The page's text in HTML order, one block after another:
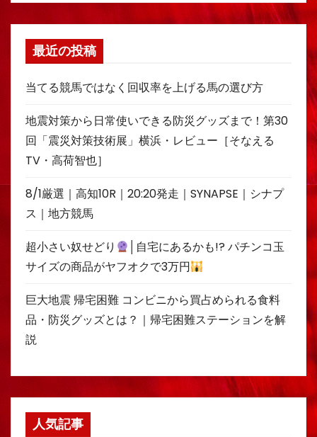
最近の投稿
当てる競馬ではなく回収率を上げる馬の選び方
地震対策から日常使いできる防災グッズまで！第30
回「震災対策技術展」横浜・レビュー［そなえる
TV・高荷智也］
8/1厳選｜高知10R｜20:20発走｜SYNAPSE｜シナプ
ス｜地方競馬
超小さい奴せどり
│自宅にあるかも!? パチンコ玉
サイズの商品がヤフオクで3万円
巨大地震 帰宅困難 コンビニから買占められる食料
品・防災グッズとは？｜帰宅困難ステーションを解
説
人気記事